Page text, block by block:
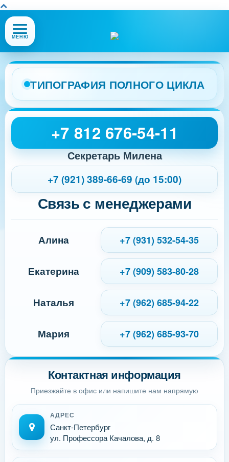
Открыть
или
меню
сайта
МЕНЮ
ТИПОГРАФИЯ ПОЛНОГО ЦИКЛА
Контактная информация
Приезжайте в офис или напишите нам напрямую
АДРЕС
Санкт-Петербург
ул. Профессора Качалова, д. 8
+7 812 676-54-11
Секретарь Милена
+7 (921) 389-66-69 (до 15:00)
Связь с менеджерами
Алина +7 (931) 532-54-35
Екатерина +7 (909) 583-80-28
Наталья +7 (962) 685-94-22
Мария +7 (962) 685-93-70